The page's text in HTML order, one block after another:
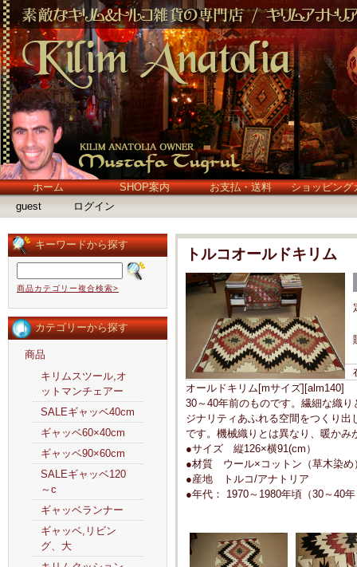
ホーム SHOP案内 お支払・送料
ショッピング
guest
ログイン
キーワードから探す
商品カテゴリー複合検索>
カテゴリーから探す
商品
キリムスツール,オ
ットマンチェアー
SALEギャッベ40cm
ギャッベ60×40cm
ギャッベ90×60cm
SALEギャッベ120
～c
ギャッベランナー
ギャッベ,リビン
グ、大
トルコオールドキリム
オールドキリム[mサイズ][alm140]
30～40年前のものです。繊細な織
ジナリティあふれる空間をつくり
です。機械織りとは異なり、暖かみ
●サイズ 縦126×横91(cm）
●材質 ウール×コットン（草木染め
●産地 トルコ/アナトリア
●年代： 1970～1980年頃（30～40